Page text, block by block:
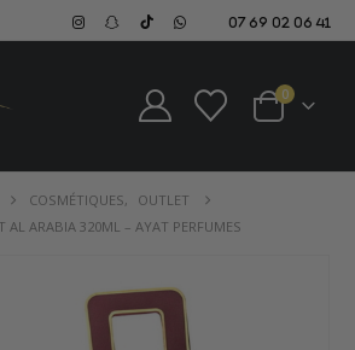
07 69 02 06 41
0
COSMÉTIQUES,
OUTLET
AL ARABIA 320ML – AYAT PERFUMES